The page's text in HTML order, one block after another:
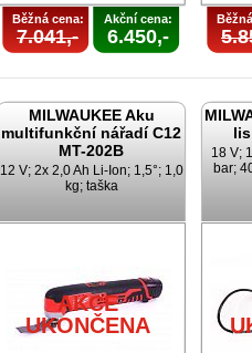
Běžná cena:
7.041,-
Akční cena:
6.450,-
MILWAUKEE Aku
multifunkční nářadí C12
MT-202B
12 V; 2x 2,0 Ah Li-Ion; 1,5°; 1,0
kg; taška
AKCE
UKONČENA
18 V;
bar;